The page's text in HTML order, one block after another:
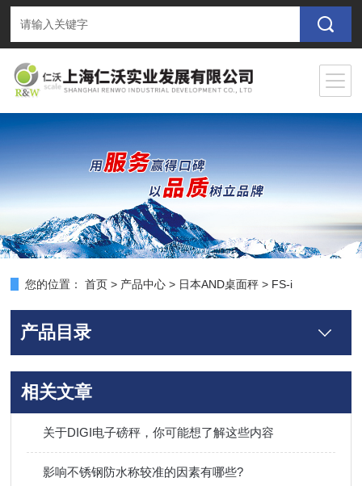
您的位置： 首页 > 产品中心 > 日本AND桌面秤 > FS-i
产品目录
相关文章
关于DIGI电子磅秤，你可能想了解这些内容
影响不锈钢防水称较准的因素有哪些?